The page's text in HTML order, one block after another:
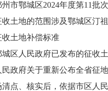
鄂城区2024年度第11批次
土地的范围涉及鄂城区汀
土地补偿标准
人民政府已发布的征收土
政府关于重新公布全省征
点、核实后，依据市区人